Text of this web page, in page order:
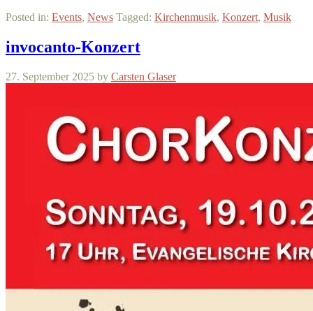
Posted in: Events, News Tagged: Kirchenmusik, Konzert, Musik
invocanto-Konzert
27. September 2025 by Carsten Glaser